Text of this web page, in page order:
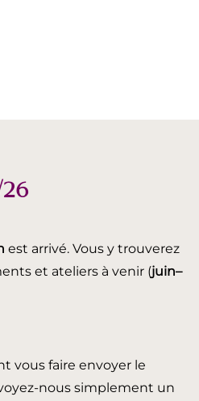
est arrivé. Vous y trouverez
et ateliers à venir (juin–
vous faire envoyer le
nous simplement un